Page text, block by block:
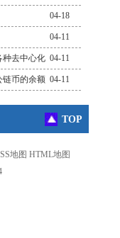
04-18
04-11
种去中心化 04-11
链币的余额 04-11
TOP
地图 HTML地图